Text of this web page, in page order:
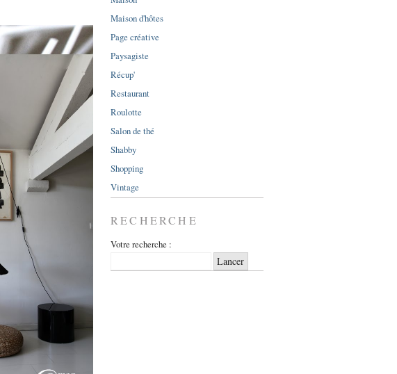
Maison d'hôtes
Page créative
Paysagiste
Récup'
Restaurant
Roulotte
Salon de thé
Shabby
Shopping
Vintage
RECHERCHE
Votre recherche :